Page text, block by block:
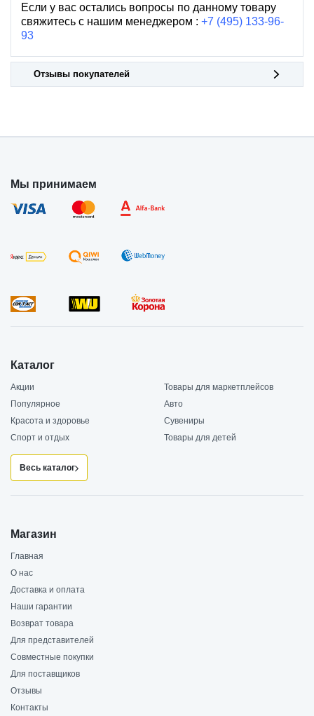
Если у вас остались вопросы по данному товару
свяжитесь с нашим менеджером : +7 (495) 133-96-
93
Отзывы покупателей
Мы принимаем
Каталог
Акции
Товары для маркетплейсов
Популярное
Авто
Красота и здоровье
Сувениры
Спорт и отдых
Товары для детей
Весь каталог
Магазин
Главная
О нас
Доставка и оплата
Наши гарантии
Возврат товара
Для представителей
Совместные покупки
Для поставщиков
Отзывы
Контакты